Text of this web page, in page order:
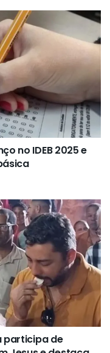
no IDEB 2025 e
participa de